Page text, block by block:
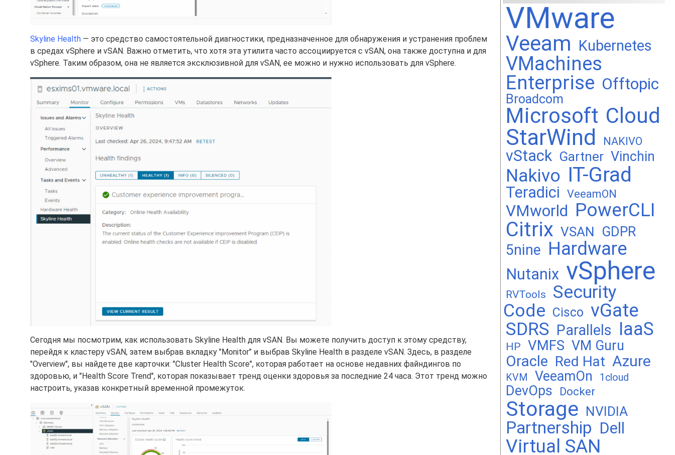
Skyline Health — это средство самостоятельной диагностики, предназначенное для обнаружения и устранения проблем
в средах vSphere и vSAN. Важно отметить, что хотя эта утилита часто ассоциируется с vSAN, она также доступна и для
vSphere. Таким образом, она не является эксклюзивной для vSAN, ее можно и нужно использовать для vSphere.
Сегодня мы посмотрим, как использовать Skyline Health для vSAN. Вы можете получить доступ к этому средству,
перейдя к кластеру vSAN, затем выбрав вкладку "Monitor" и выбрав Skyline Health в разделе vSAN. Здесь, в разделе
"Overview", вы найдете две карточки: "Cluster Health Score", которая работает на основе недавних файндингов по
здоровью, и "Health Score Trend", которая показывает тренд оценки здоровья за последние 24 часа. Этот тренд можно
настроить, указав конкретный временной промежуток.
VMware
Veeam Kubernetes
VMachines
Enterprise Offtopic
Broadcom
Microsoft Cloud
StarWind NAKIVO
vStack Gartner Vinchin
Nakivo IT-Grad
Teradici VeeamON
VMworld PowerCLI
Citrix VSAN GDPR
5nine Hardware
Nutanix vSphere
RVTools
Security
Code Cisco vGate
SDRS Parallels IaaS
HP VMFS VM Guru
Oracle Red Hat Azure
KVM VeeamOn 1cloud
DevOps Docker
Storage NVIDIA
Partnership Dell
Virtual SAN